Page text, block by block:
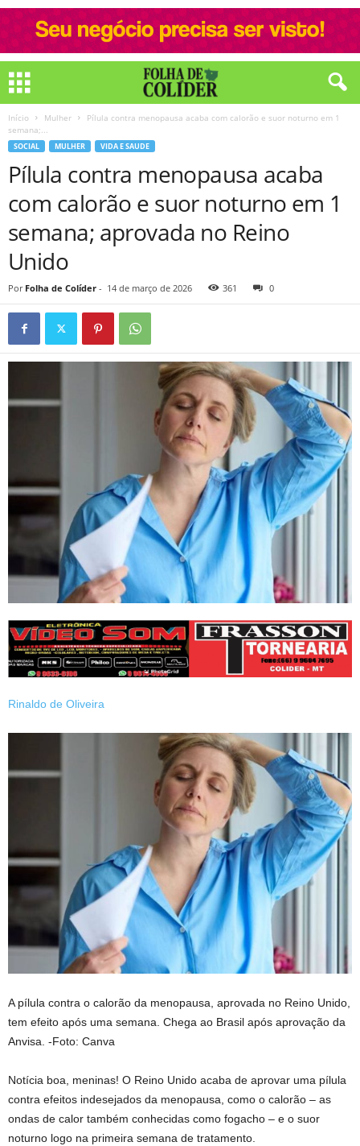
Início Mulher
Pílula contra menopausa acaba com calorão e suor noturno em 1
semana;...
SOCIAL MULHER VIDA E SAUDE
Pílula contra menopausa acaba
com calorão e suor noturno em 1
semana; aprovada no Reino
Unido
Por Folha de Colíder - 14 de março de 2026 361 0
Rinaldo de Oliveira
A pílula contra o calorão da menopausa, aprovada no Reino Unido,
tem efeito após uma semana. Chega ao Brasil após aprovação da
Anvisa. -Foto: Canva
Notícia boa, meninas! O Reino Unido acaba de aprovar uma pílula
contra efeitos indesejados da menopausa, como o calorão – as
ondas de calor também conhecidas como fogacho – e o suor
noturno logo na primeira semana de tratamento.